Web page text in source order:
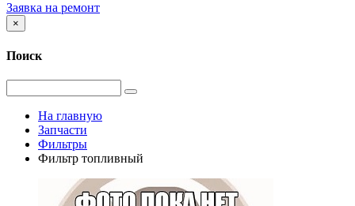
Заявка на ремонт
×
Поиск
На главную
Запчасти
Фильтры
Фильтр топливный